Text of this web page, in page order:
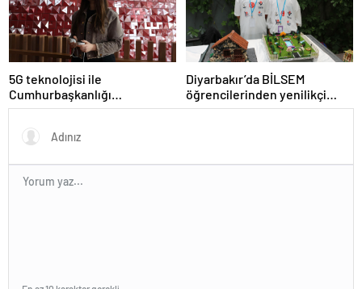
5G teknolojisi ile
Cumhurbaşkanlığı
Külliyesi’ndeki konser
Diyarbakır’da BİLSEM
öğrencilerinden yenilikçi
projeler